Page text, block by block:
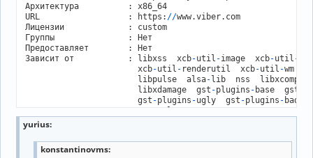
Архитектура          : x86_64
URL                  : https: //www.viber.com
Лицензии             : custom
Группы               : Нет
Предоставляет        : Нет
Зависит от           : libxss  xcb-util -image  xcb-util -
                       xcb
-util - renderutil  xcb-util -wm
                       libpulse  alsa
-lib  nss
                       libxdamage  gst
-plugins - base  gst
                       gst
-plugins -ugly  gst -plugins - bad
                       openssl
Доп. зависимости     : Нет
Требуется            : Нет
Опционально для      : Нет
Конфликтует с        : Нет
yurius:
konstantinovms: